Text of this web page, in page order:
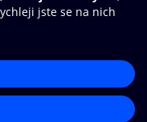
O2 Knihovna
své e-knihy a